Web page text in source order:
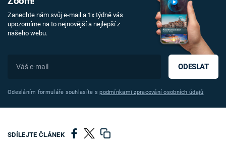
Zanechte nám svůj e-mail a 1x týdně vás
upozorníme na to nejnovější a nejlepší z
našeho webu.
ODESLAT
Odesláním formuláře souhlasíte spodmínkami zpracování osobních údajů
SDÍLEJTE ČLÁNEK